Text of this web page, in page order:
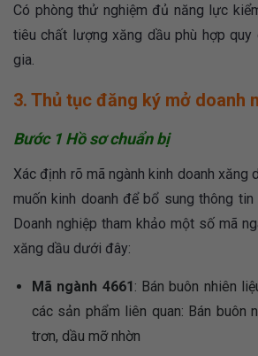
Có phòng thử nghiệm đủ năng lực
tiêu chất lượng xăng dầu phù hợp quy
gia.
3. Thủ tục đăng ký mở doanh
Bước 1 Hồ sơ chuẩn bị
Xác định rõ mã ngành kinh doanh xăng
muốn kinh doanh để bổ sung thông tin
Doanh nghiệp tham khảo một số mã
xăng dầu dưới đây:
Mã ngành 4661 : Bán buôn nhiên
các sản phẩm liên quan: Bán buôn
trơn, dầu mỡ nhờn